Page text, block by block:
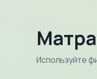
Используйте